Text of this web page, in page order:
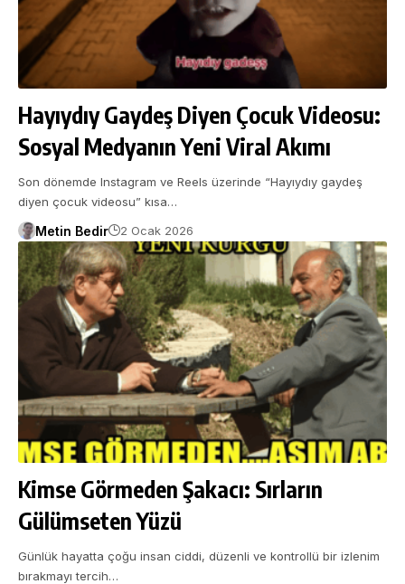
Hayıydıy Gaydeş Diyen Çocuk Videosu:
Sosyal Medyanın Yeni Viral Akımı
Son dönemde Instagram ve Reels üzerinde “Hayıydıy gaydeş
diyen çocuk videosu” kısa…
Metin Bedir 2 Ocak 2026
Kimse Görmeden Şakacı: Sırların
Gülümseten Yüzü
Günlük hayatta çoğu insan ciddi, düzenli ve kontrollü bir izlenim
bırakmayı tercih…